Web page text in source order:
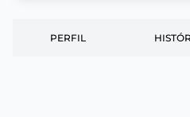
PERFIL